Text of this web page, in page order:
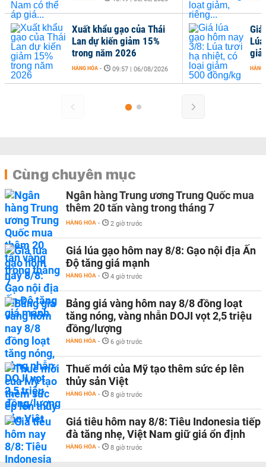
Xuất khẩu gạo của Thái
Lan dự kiến giảm 15%
trong năm 2026
HÀNG HÓA - 09:57 | 06/08/2026 HÀNG
Cùng chuyên mục
Ngân hàng Trung ương Trung Quốc mua
thêm 20 tấn vàng trong tháng 7
HÀNG HÓA - 2 giờ trước
Giá lúa gạo hôm nay 8/8: Gạo nội địa Ấn
Độ tăng giá mạnh
HÀNG HÓA - 4 giờ trước
Bảng giá vàng hôm nay 8/8 đồng loạt
tăng nóng, vàng nhẫn DOJI vọt 2,5 triệu
đồng/lượng
HÀNG HÓA - 6 giờ trước
Thuế mới của Mỹ tạo thêm sức ép lên
thủy sản Việt
HÀNG HÓA - 8 giờ trước
Giá tiêu hôm nay 8/8: Tiêu Indonesia tiếp
đà tăng nhẹ, Việt Nam giữ giá ổn định
HÀNG HÓA - 8 giờ trước